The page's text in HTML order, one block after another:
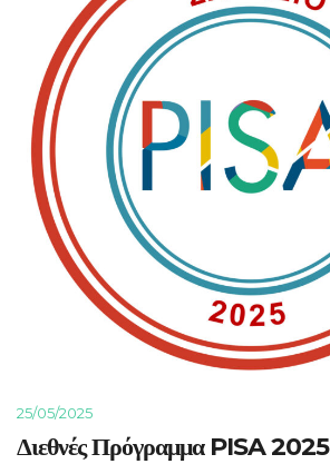
25/05/2025
Διεθνές Πρόγραμμα PISA 2025